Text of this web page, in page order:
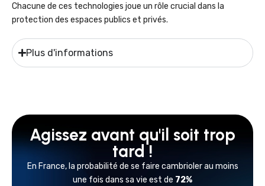
Chacune de ces technologies joue un rôle crucial dans la
protection des espaces publics et privés.
Plus d'informations
Agissez avant qu'il soit trop
tard !
En France, la probabilité de se faire cambrioler au moins
une fois dans sa vie est de 72%